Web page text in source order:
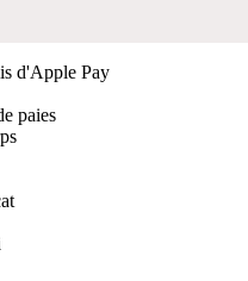
d'Apple Pay
paies